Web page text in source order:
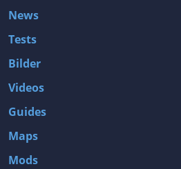
News
Tests
Bilder
Videos
Guides
Maps
Mods